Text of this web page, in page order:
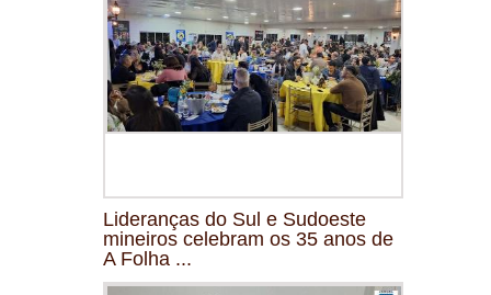
Lideranças do Sul e Sudoeste
mineiros celebram os 35 anos de
A Folha ...